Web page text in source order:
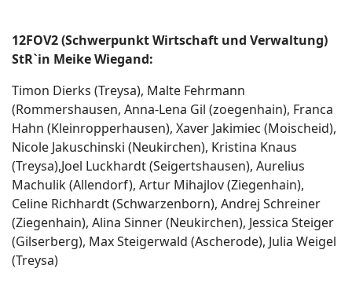
12FOV2 (Schwerpunkt Wirtschaft und Verwaltung)
StR`in Meike Wiegand:
Timon Dierks (Treysa), Malte Fehrmann
(Rommershausen, Anna-Lena Gil (zoegenhain), Franca
Hahn (Kleinropperhausen), Xaver Jakimiec (Moischeid),
Nicole Jakuschinski (Neukirchen), Kristina Knaus
(Treysa),Joel Luckhardt (Seigertshausen), Aurelius
Machulik (Allendorf), Artur Mihajlov (Ziegenhain),
Celine Richhardt (Schwarzenborn), Andrej Schreiner
(Ziegenhain), Alina Sinner (Neukirchen), Jessica Steiger
(Gilserberg), Max Steigerwald (Ascherode), Julia Weigel
(Treysa)